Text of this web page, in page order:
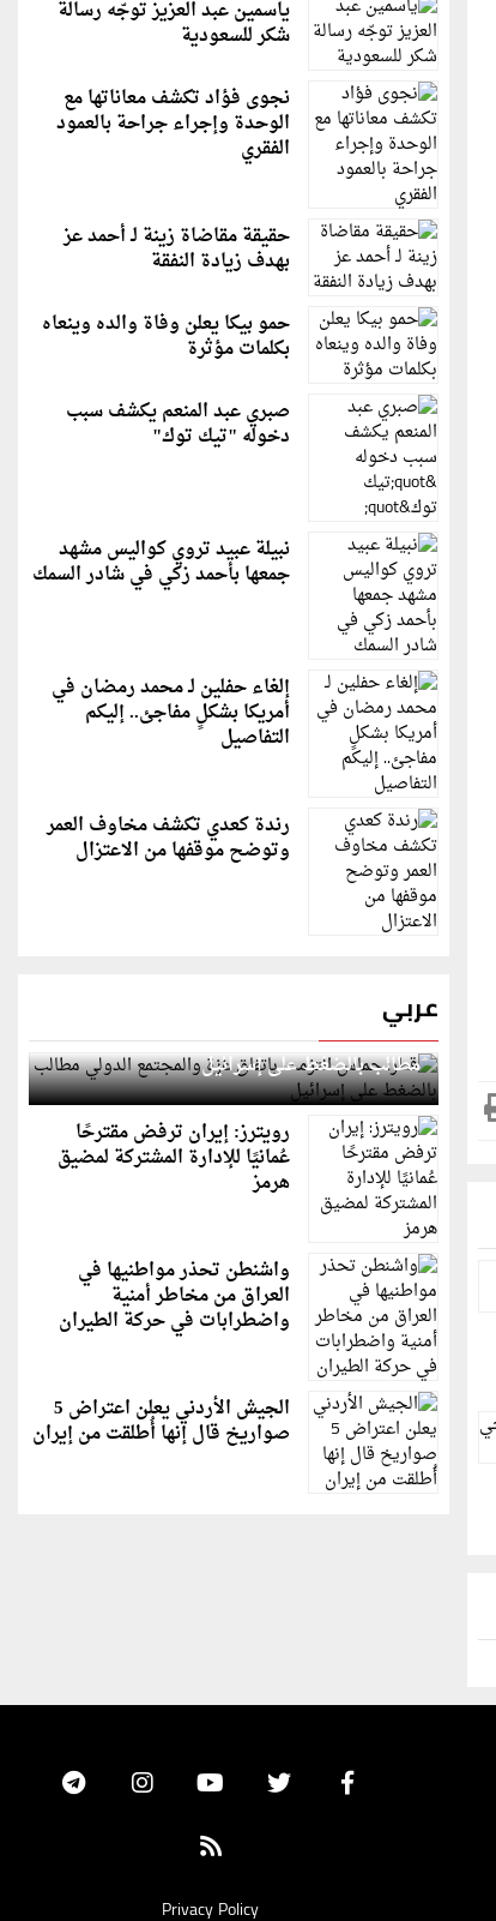
ياسمين عبد العزيز توجّه رسالة
شكر للسعودية
نجوى فؤاد تكشف معاناتها مع
الوحدة وإجراء جراحة بالعمود
الفقري
حقيقة مقاضاة زينة لـ أحمد عز
بهدف زيادة النفقة
حمو بيكا يعلن وفاة والده وينعاه
بكلمات مؤثرة
صبري عبد المنعم يكشف سبب
دخوله "تيك توك"
نبيلة عبيد تروي كواليس مشهد
جمعها بأحمد زكي في شادر السمك
إلغاء حفلين لـ محمد رمضان في
أمريكا بشكلٍ مفاجئ.. إليكم
التفاصيل
رندة كعدي تكشف مخاوف العمر
وتوضح موقفها من الاعتزال
عربي
قطر: حماس التزمت باتفاق غزة والمجتمع الدولي
مطالب بالضغط على إسرائيل
رويترز: إيران ترفض مقترحًا
عُمانيًا للإدارة المشتركة لمضيق
هرمز
واشنطن تحذر مواطنيها في
العراق من مخاطر أمنية
واضطرابات في حركة الطيران
الجيش الأردني يعلن اعتراض 5
صواريخ قال إنها أُطلقت من إيران
Privacy Policy